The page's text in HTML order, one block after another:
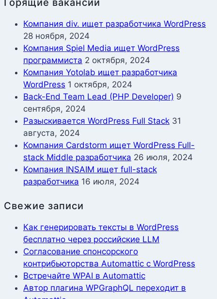
Горящие вакансии
Компания div. ищет разработчика WordPress
28 ноября, 2024
Компания Spiel Media ищет WordPress
программиста 2 октября, 2024
Компания Yotolab ищет разработчика
WordPress 1 октября, 2024
Back-End Team Lead (PHP Developer) 9
сентября, 2024
Разыскивается WordPress Full Stack 31
августа, 2024
Компания Cardstorm ищет WordPress Full-
stack Middle разработчика 26 июля, 2024
Компания INSAIM ищет full-stack
разработчика 16 июля, 2024
Свежие записи
Как генерировать тексты в WordPress
бесплатно через российские LLM
Согласование спонсорского
контрибьюторства Automattic с WordPress
Встречайте WPAI в Automattic
Автор плагина WPGraphQL переходит в